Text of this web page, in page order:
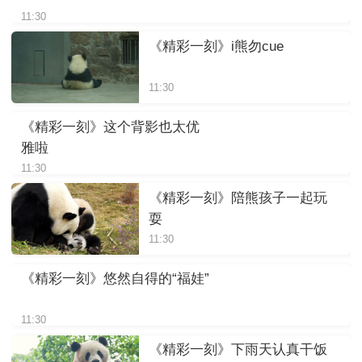
11:30
《精彩一刻》i熊勿cue
11:30
《精彩一刻》这个背影也太优
雅啦
11:30
《精彩一刻》陪熊孩子一起玩
耍
11:30
《精彩一刻》悠然自得的“福娃”
11:30
《精彩一刻》下雨天认真干饭